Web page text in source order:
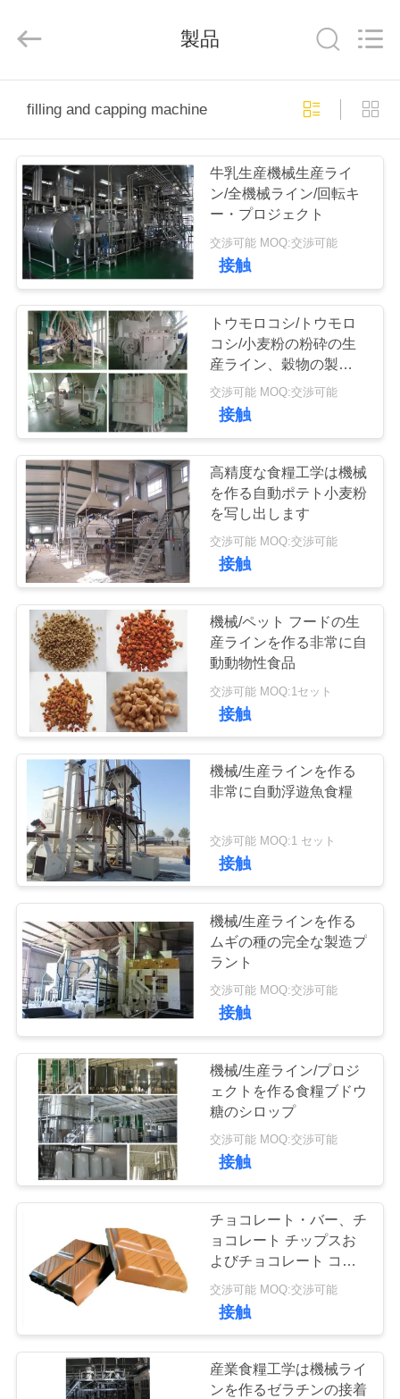
製
品
私
た
し
て
は
工
場
品
お
問
い
合
わ
用
地
SUZHOU
ENGINEERING
Reserved.
製品
filling and capping machine
牛乳生産機械生産ライ
ン/全機械ライン/回転キ
ー・プロジェクト
交渉可能 MOQ:交渉可能
接触
トウモロコシ/トウモロ
コシ/小麦粉の粉砕の生
産ライン、穀物の製粉機
械
交渉可能 MOQ:交渉可能
接触
高精度な食糧工学は機械
を作る自動ポテト小麦粉
を写し出します
交渉可能 MOQ:交渉可能
接触
機械/ペット フードの生
産ラインを作る非常に自
動動物性食品
交渉可能 MOQ:1セット
接触
機械/生産ラインを作る
非常に自動浮遊魚食糧
交渉可能 MOQ:1 セット
接触
機械/生産ラインを作る
ムギの種の完全な製造プ
ラント
交渉可能 MOQ:交渉可能
接触
機械/生産ライン/プロジ
ェクトを作る食糧ブドウ
糖のシロップ
交渉可能 MOQ:交渉可能
接触
チョコレート・バー、チ
ョコレート チップスお
よびチョコレート コー
ティングの生産ライン
交渉可能 MOQ:交渉可能
接触
産業食糧工学は機械ライ
ンを作るゼラチンの接着